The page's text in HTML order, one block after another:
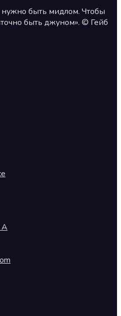
нужно быть мидлом. Чтобы
быть джуном». © Гейб
А